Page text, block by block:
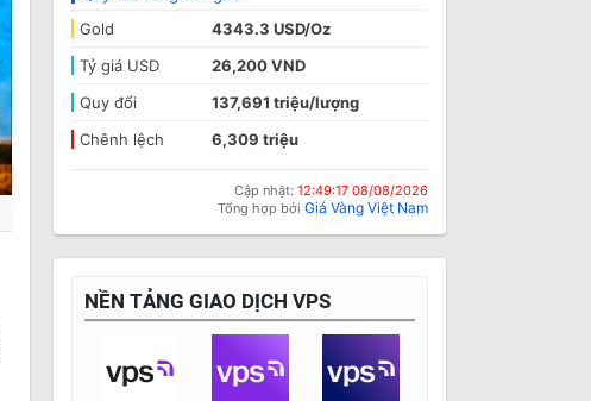
Gold
4343.3 USD/Oz
Tỷ giá USD
26,200 VND
Quy đổi
137,691 triệu/lượng
Chênh lệch
6,309 triệu
Cập nhật: 12:49:17 08/08/2026
Tổng hợp bởi Giá Vàng Việt Nam
NỀN TẢNG GIAO DỊCH VPS